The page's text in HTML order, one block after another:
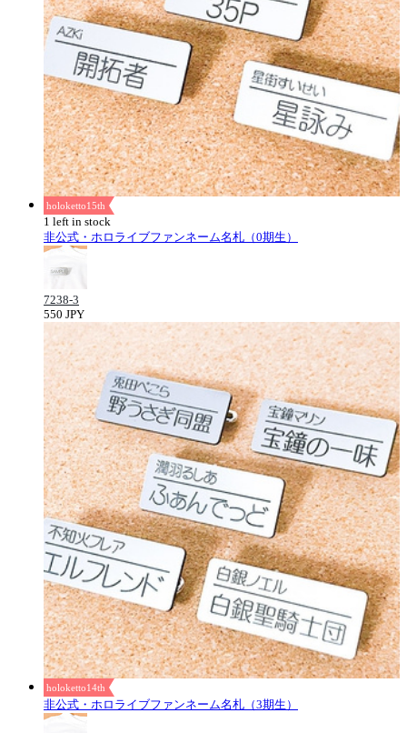
holoketto15th
1 left in stock
非公式・ホロライブファンネーム名札（0期生）
7238-3
550 JPY
holoketto14th
非公式・ホロライブファンネーム名札（3期生）